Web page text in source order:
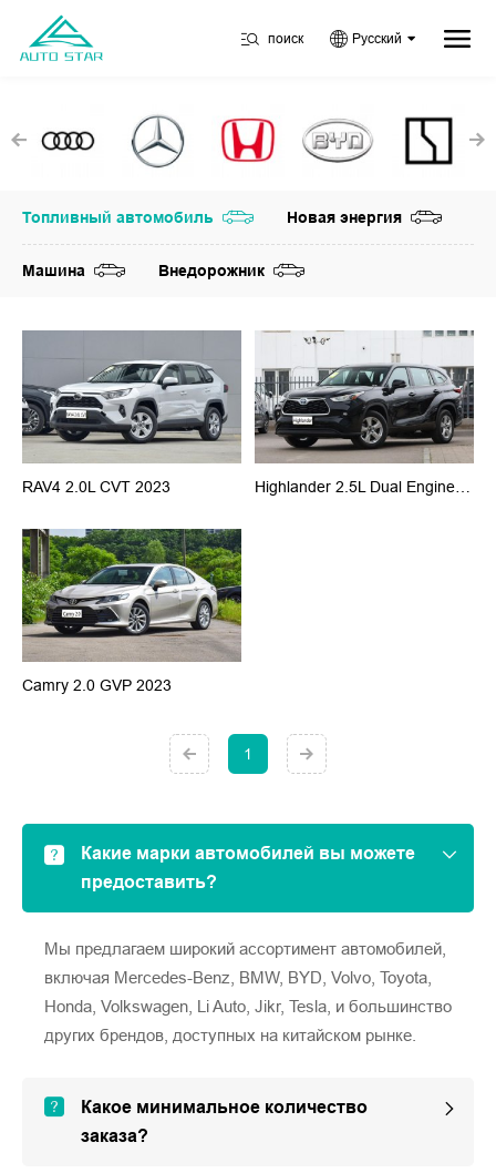
поиск Русский
Топливный автомобиль Новая энергия
Машина Внедорожник
RAV4 2.0L CVT 2023 Highlander 2.5L Dual Engine 2023
Camry 2.0 GVP 2023
1
Какие марки автомобилей вы можете
предоставить?
Мы предлагаем широкий ассортимент автомобилей,
включая Mercedes-Benz, BMW, BYD, Volvo, Toyota,
Honda, Volkswagen, Li Auto, Jikr, Tesla, и большинство
других брендов, доступных на китайском рынке.
Какое минимальное количество
заказа?